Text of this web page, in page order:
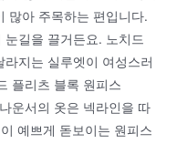
많아 주목하는 편입니다.
길을 끌거든요. 노치드
지는 실루엣이 여성스러
플리츠 블록 원피스
운서의 옷은 넥라인을 따
예쁘게 돋보이는 원피스